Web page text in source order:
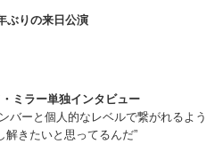
ぶりの来日公演
ミラー単独インタビュー
バーと個人的なレベルで繋がれるよう
きたいと思ってるんだ”